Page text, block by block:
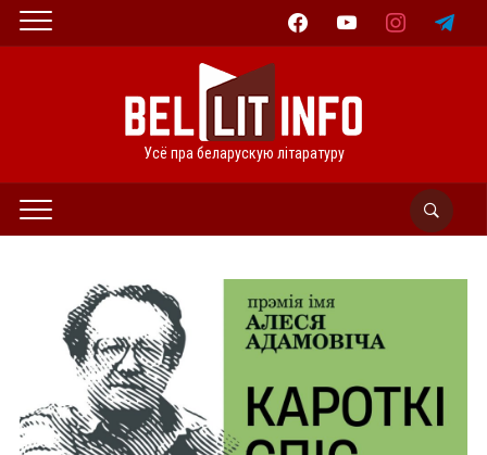
facebookyoutube instagramtelegram
Усё пра беларускую літаратуру